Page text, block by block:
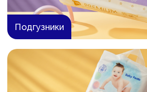
Подгузники